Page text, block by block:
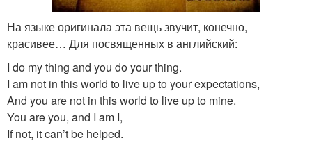
На языке оригинала эта вещь звучит, конечно,
красивее… Для посвященных в английский:
I do my thing and you do your thing.
I am not in this world to live up to your expectations,
And you are not in this world to live up to mine.
You are you, and I am I,
If not, it can’t be helped.